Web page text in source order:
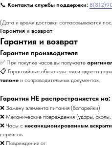
📞 Контакты службы поддержки:
(Дата и время доставки согласовываются
Гарантия и возврат
Гарантия и возврат
Гарантия производителя
✅ При покупке часов вы получаете
📋 Гарантийные обязательства и адреса
талоне и сопроводительных документах.
Гарантия НЕ распространяется на:
❌ Замену элемента питания (батарейки)
❌ Механические повреждения (удары,
❌ Часы с несанкционированным
сервисов
❌ Повреждения от: